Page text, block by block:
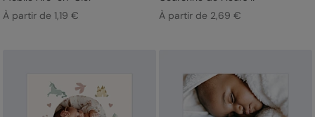
À partir de 1,19 €
À partir de 2,69 €